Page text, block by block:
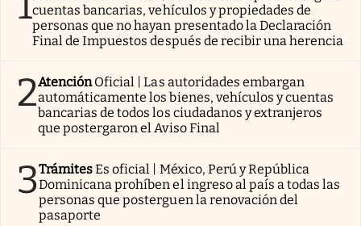
cuentas bancarias, vehículos y propiedades de
personas que no hayan presentado la Declaración
Final de Impuestos después de recibir una herencia
2AtenciónOficial | Las autoridades embargan
automáticamente los bienes, vehículos y cuentas
bancarias de todos los ciudadanos y extranjeros
que postergaron el Aviso Final
3TrámitesEs oficial | México, Perú y República
Dominicana prohíben el ingreso al país a todas las
personas que posterguen la renovación del
pasaporte